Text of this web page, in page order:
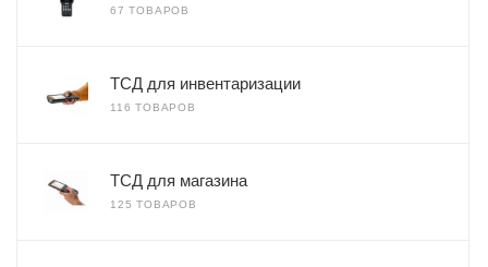
67 ТОВАРОВ
ТСД для инвентаризации
116 ТОВАРОВ
ТСД для магазина
125 ТОВАРОВ